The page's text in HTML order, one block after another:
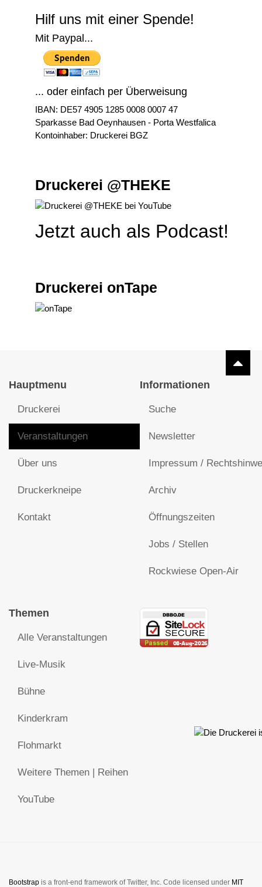
Hilf uns mit einer Spende!
Mit Paypal...
... oder einfach per Überweisung
IBAN: DE57 4905 1285 0008 0007 47
Sparkasse Bad Oeynhausen - Porta Westfalica
Kontoinhaber: Druckerei BGZ
Druckerei @THEKE
Jetzt auch als Podcast!
Druckerei onTape
Hauptmenu
Druckerei
Veranstaltungen
Über uns
Druckerkneipe
Kontakt
Informationen
Suche
Newsletter
Impressum /
Archiv
Öffnungszeiten
Jobs / Stellen
Rockwiese Open-Air
Themen
Alle Veranstaltungen
Live-Musik
Bühne
Kinderkram
Flohmarkt
Weitere Themen | Reihen
YouTube
Bootstrap is a front-end framework of Twitter, Inc. Code licensed under MIT